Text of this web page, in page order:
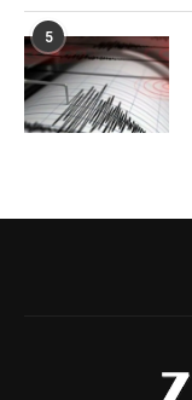
5